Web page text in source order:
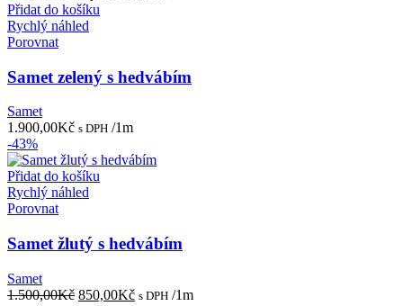
Přidat do košíku
Rychlý náhled
Porovnat
Samet zelený s hedvábím
Samet
1.900,00Kč s DPH /1m
-43%
Přidat do košíku
Rychlý náhled
Porovnat
Samet žlutý s hedvábím
Samet
1.500,00Kč Původní
850,00KčAktuální
s DPH /1m